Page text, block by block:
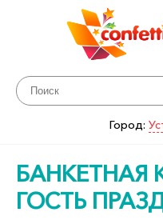
Город:
БАНКЕТНАЯ
ГОСТЬ